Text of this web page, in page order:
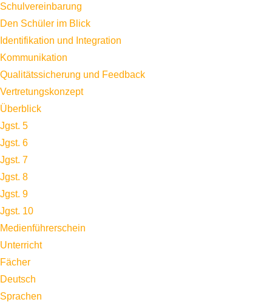
Schulvereinbarung
Den Schüler im Blick
Identifikation und Integration
Kommunikation
Qualitätssicherung und Feedback
Vertretungskonzept
Überblick
Jgst. 5
Jgst. 6
Jgst. 7
Jgst. 8
Jgst. 9
Jgst. 10
Medienführerschein
Unterricht
Fächer
Deutsch
Sprachen